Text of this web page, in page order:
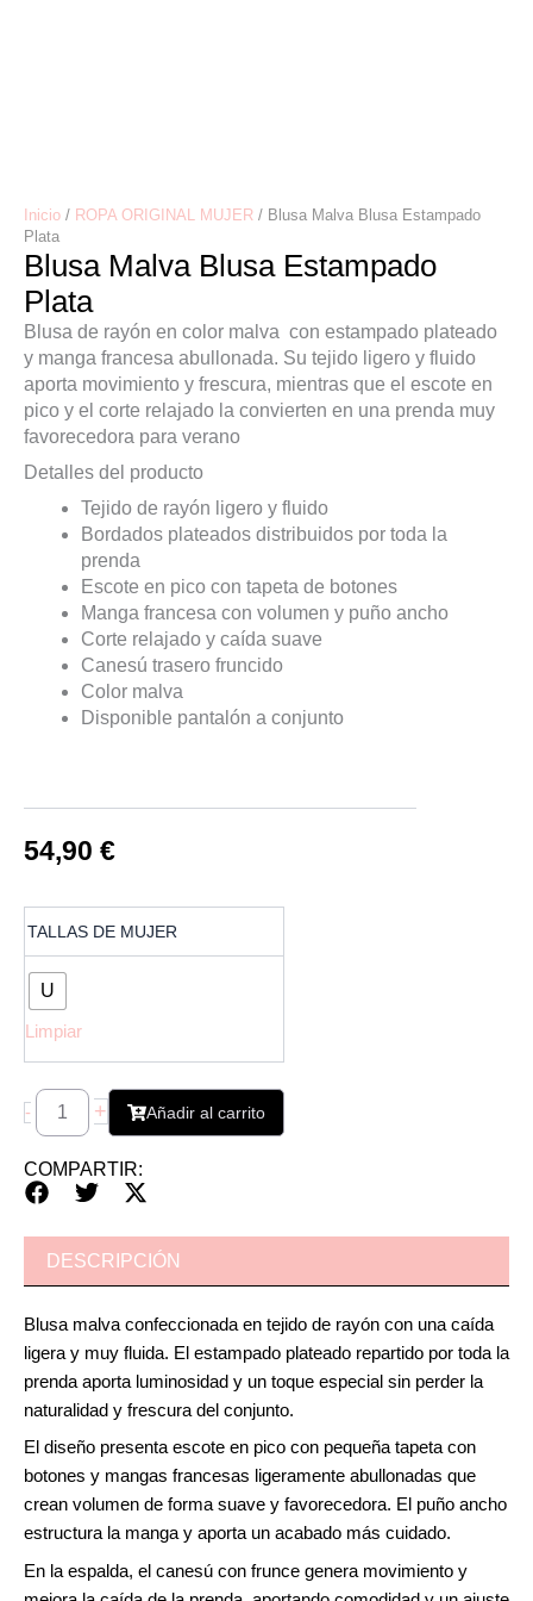
Inicio / ROPA ORIGINAL MUJER / Blusa Malva Blusa Estampado
Plata
Blusa Malva Blusa Estampado
Plata
Blusa de rayón en color malva con estampado plateado
y manga francesa abullonada. Su tejido ligero y fluido
aporta movimiento y frescura, mientras que el escote en
pico y el corte relajado la convierten en una prenda muy
favorecedora para verano
Detalles del producto
Tejido de rayón ligero y fluido
Bordados plateados distribuidos por toda la
prenda
Escote en pico con tapeta de botones
Manga francesa con volumen y puño ancho
Corte relajado y caída suave
Canesú trasero fruncido
Color malva
Disponible pantalón a conjunto
54,90 €
TALLAS DE MUJER
U
Limpiar
-
Malva
Estampado
Plata
cantidad
+ Añadir al carrito
COMPARTIR:
DESCRIPCIÓN
Blusa malva confeccionada en tejido de rayón con una caída
ligera y muy fluida. El estampado plateado repartido por toda la
prenda aporta luminosidad y un toque especial sin perder la
naturalidad y frescura del conjunto.
El diseño presenta escote en pico con pequeña tapeta con
botones y mangas francesas ligeramente abullonadas que
crean volumen de forma suave y favorecedora. El puño ancho
estructura la manga y aporta un acabado más cuidado.
En la espalda, el canesú con frunce genera movimiento y